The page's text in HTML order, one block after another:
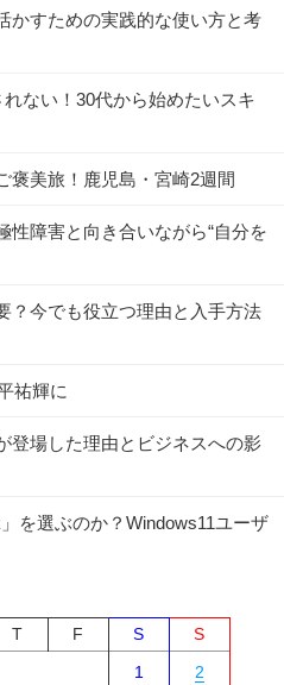
かすための実践的な使い方と考
ない！30代から始めたいスキ
褒美旅！鹿児島・宮崎2週間
性障害と向き合いながら“自分を
？今でも役立つ理由と入手方法
祐輝に
登場した理由とビジネスへの影
を選ぶのか？Windows11ユーザ
T F S
S
1
2